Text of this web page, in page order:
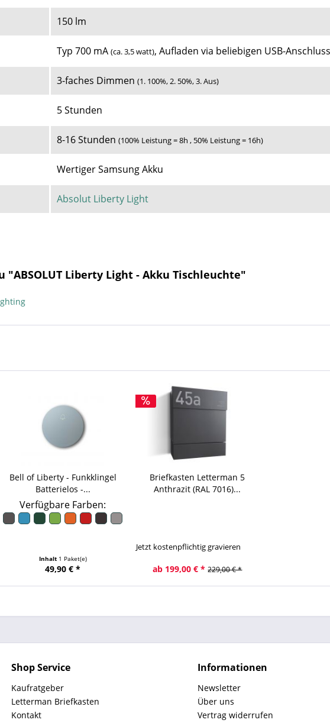
150 lm
Typ 700 mA (ca. 3,5 watt), Aufladen via beliebigen USB-Anschluss
3-faches Dimmen (1. 100%, 2. 50%, 3. Aus)
5 Stunden
8-16 Stunden (100% Leistung = 8h , 50% Leistung = 16h)
Wertiger Samsung Akku
Absolut Liberty Light
Liberty Light - Akku Tischleuchte"
Bell of Liberty - Funkklingel
Batterielos -...
Verfügbare Farben:
Inhalt 1 Paket(e)
49,90 € *
Briefkasten Letterman 5
Anthrazit (RAL 7016)...
Jetzt kostenpflichtig gravieren
ab 199,00 € * 229,00 € *
Shop Service
Kaufratgeber
Letterman Briefkasten
Kontakt
Informationen
Newsletter
Über uns
Vertrag widerrufen